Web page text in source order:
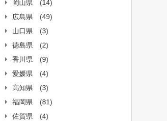
岡山県
(14)
広島県
(49)
山口県
(3)
徳島県
(2)
香川県
(9)
愛媛県
(4)
高知県
(3)
福岡県
(81)
佐賀県
(4)